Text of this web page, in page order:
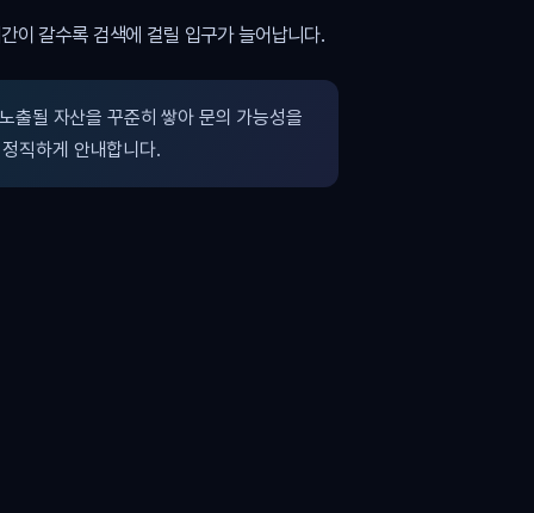
이 갈수록 검색에 걸릴 입구가 늘어납니다.
노출될 자산을 꾸준히 쌓아 문의 가능성을
직하게 안내합니다.